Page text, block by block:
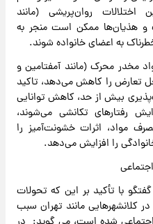
روان‌پریشی (مانند
و هذیان‌ها ممکن است منجر به
به اعضای خانواده شوند.
مخدر محرک (مانند آمفتامین و
تعارض را کاهش می‌دهد، تاکید
بیش از حد، کاهش توانایی
رفتارهای تکانشی می‌شوند،
مواد، اثرات خشونت‌آمیز را
را افزایش می‌دهد.
با تأکید بر این که تحولات
کلانشهرهایی مانند تهران سبب